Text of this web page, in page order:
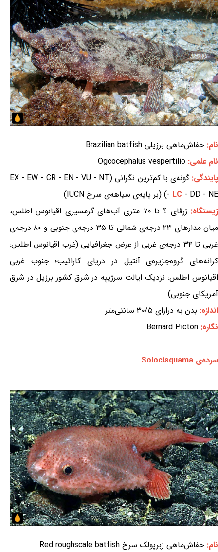
نام: خفاش‌ماهی برزیلی Brazilian batfish
نام علمی: Ogcocephalus vespertilio
پایندگی:
گونه‌ی با کم‌ترین نگرانی (EX - EW - CR - EN - VU - NT
- LC - DD - NE) (بر پایه‌ی سیاهه‌ی سرخ IUCN)
زیستگاه:
ژرفای ؟ تا ۷۰ متری آب‌های گرمسیری اقیانوس اطلس،
میان مدارهای ۲۳ درجه‌ی شمالی تا ۳۵ درجه‌ی جنوبی و ۸۰ درجه‌ی
غربی تا ۳۴ درجه‌ی غربی از عرض جغرافیایی (غرب اقیانوس اطلس:
کرانه‌های گروه‌جزیره‌ی آنتیل در دریای کارائیب؛ جنوب غربی
اقیانوس اطلس: نزدیک ایالت سرژیپه در شرق کشور برزیل در شرق
آمریکای جنوبی)
اندازه: بدن به درازای ۳۰/۵ سانتی‌متر
نگاره: Bernard Picton
سرده‌ی Solocisquama
نام: خفاش‌ماهی زبرپولک سرخ Red roughscale batfish